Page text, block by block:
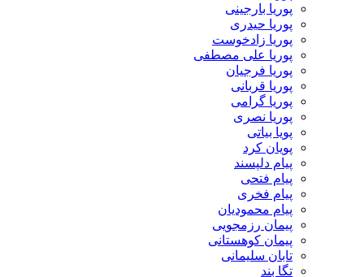
پوریا بارجینی
پوریا حیدری
پوریا زادخوست
پوریا علی مصطفی
پوریا فرجیان
پوریا قربانی
پوریا گرامی
پوریا نصری
پویا بیاتی
پویان کرد
پیام دلپسند
پیام فتحی
پیام فخری
پیام محمودیان
پیمان رزمجویی
پیمان کوهستانی
تابان سلیمانی